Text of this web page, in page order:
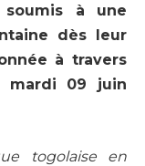
soumis à une
dès leur
à travers
mardi 09 juin
togolaise en